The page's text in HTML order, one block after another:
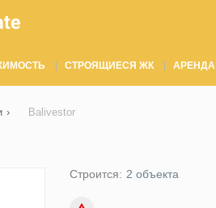
СТРОЯЩИЕСЯ ЖК АРЕНДА
› Balivestor
Строится: 2 объекта